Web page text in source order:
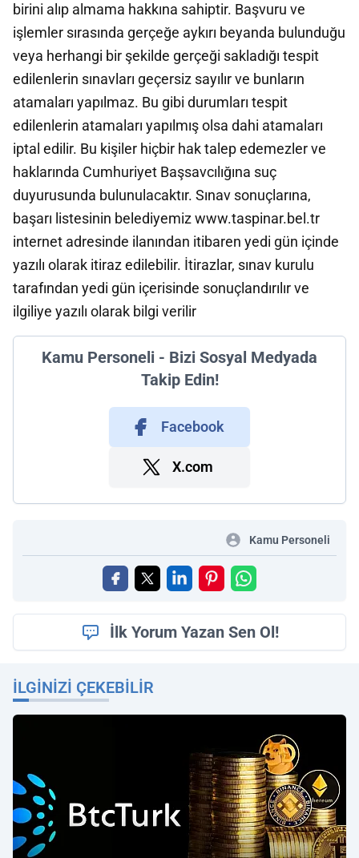
birini alıp almama hakkına sahiptir. Başvuru ve
işlemler sırasında gerçeğe aykırı beyanda bulunduğu
veya herhangi bir şekilde gerçeği sakladığı tespit
edilenlerin sınavları geçersiz sayılır ve bunların
atamaları yapılmaz. Bu gibi durumları tespit
edilenlerin atamaları yapılmış olsa dahi atamaları
iptal edilir. Bu kişiler hiçbir hak talep edemezler ve
haklarında Cumhuriyet Başsavcılığına suç
duyurusunda bulunulacaktır. Sınav sonuçlarına,
başarı listesinin belediyemiz www.taspinar.bel.tr
internet adresinde ilanından itibaren yedi gün içinde
yazılı olarak itiraz edilebilir. İtirazlar, sınav kurulu
tarafından yedi gün içerisinde sonuçlandırılır ve
ilgiliye yazılı olarak bilgi verilir
Kamu Personeli - Bizi Sosyal Medyada
Takip Edin!
Facebook
X.com
Kamu Personeli
İlk Yorum Yazan Sen Ol!
İLGINIZI ÇEKEBILIR